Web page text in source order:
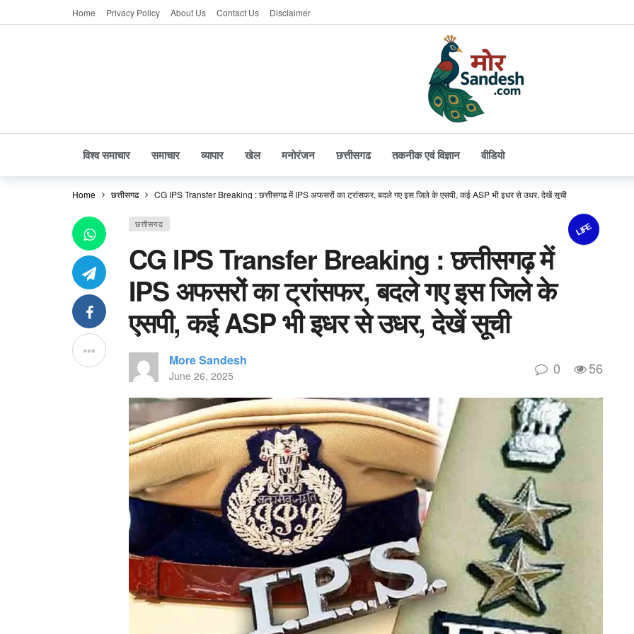
Home Privacy Policy About Us Contact Us Disclaimer
विश्व समाचार समाचार व्यापार खेल मनोरंजन छत्तीसगढ तकनीक एवं विज्ञान वीडियो
Home छत्तीसगढ CG IPS Transfer Breaking : छत्तीसगढ़ में IPS अफसरों का ट्रांसफर, बदले गए इस जिले के एसपी, कई ASP भी इधर से उधर, देखें सूची
LIFE
छत्तीसगढ
CG IPS Transfer Breaking : छत्तीसगढ़ में
IPS अफसरों का ट्रांसफर, बदले गए इस जिले के
एसपी, कई ASP भी इधर से उधर, देखें सूची
More Sandesh
June 26, 2025 0 56